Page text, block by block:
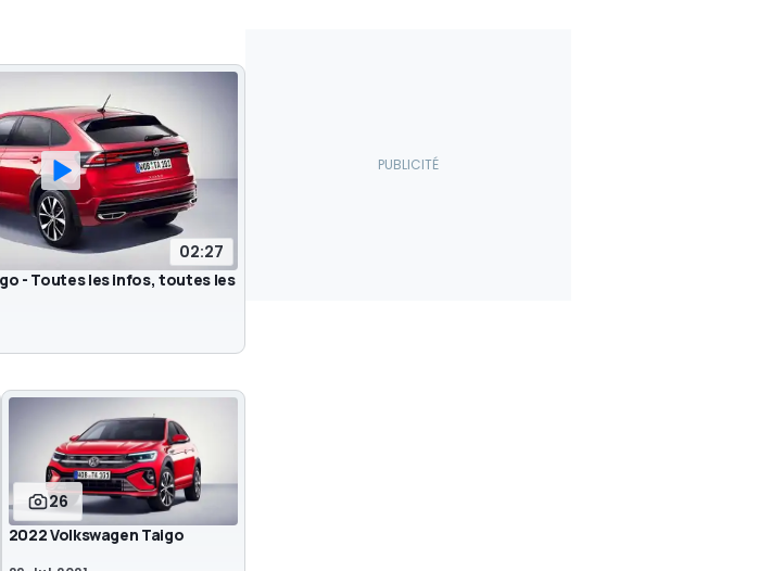
02:27
- Toutes les infos, toutes les
26
2022 Volkswagen Taigo